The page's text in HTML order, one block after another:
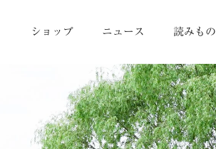
ショップ ニュース 読みもの